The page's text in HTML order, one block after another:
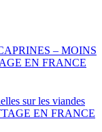
– MOINS
EN FRANCE
sur les viandes
EN FRANCE